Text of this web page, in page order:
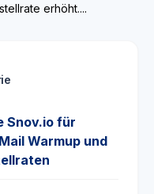
erhöht....
Snov.io für
Warmup und